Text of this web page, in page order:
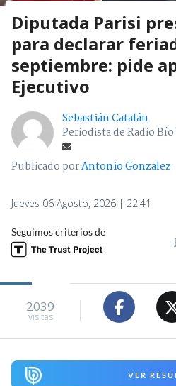
Diputada Parisi
para declarar
septiembre: pide
Ejecutivo
Sebastián Catalán
Periodista de Radio
Publicado porAntonio Gonzalez
Jueves 06 Agosto, 2026 | 22:41
Seguimos criterios de
2039
visitas
VER